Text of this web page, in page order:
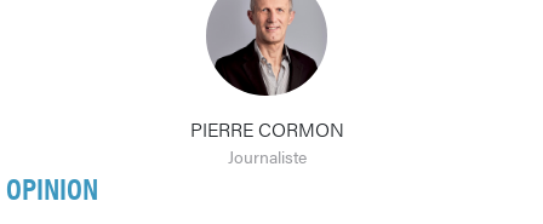
PIERRE CORMON
Journaliste
OPINION